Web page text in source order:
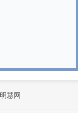
明慧网